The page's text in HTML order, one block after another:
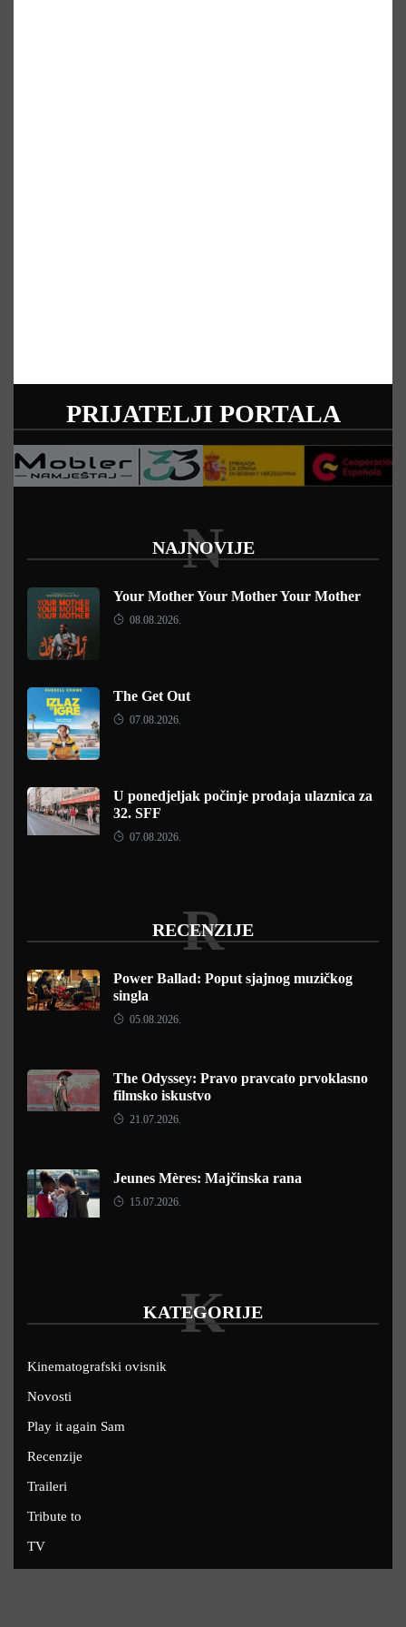
PRIJATELJI PORTALA
NAJNOVIJE
N
Your Mother Your Mother Your Mother
08.08.2026.
The Get Out
07.08.2026.
U ponedjeljak počinje prodaja ulaznica za
32. SFF
07.08.2026.
RECENZIJE
R
Power Ballad: Poput sjajnog muzičkog
singla
05.08.2026.
The Odyssey: Pravo pravcato prvoklasno
filmsko iskustvo
21.07.2026.
Jeunes Mères: Majčinska rana
15.07.2026.
KATEGORIJE
K
Kinematografski ovisnik
Novosti
Play it again Sam
Recenzije
Traileri
Tribute to
TV